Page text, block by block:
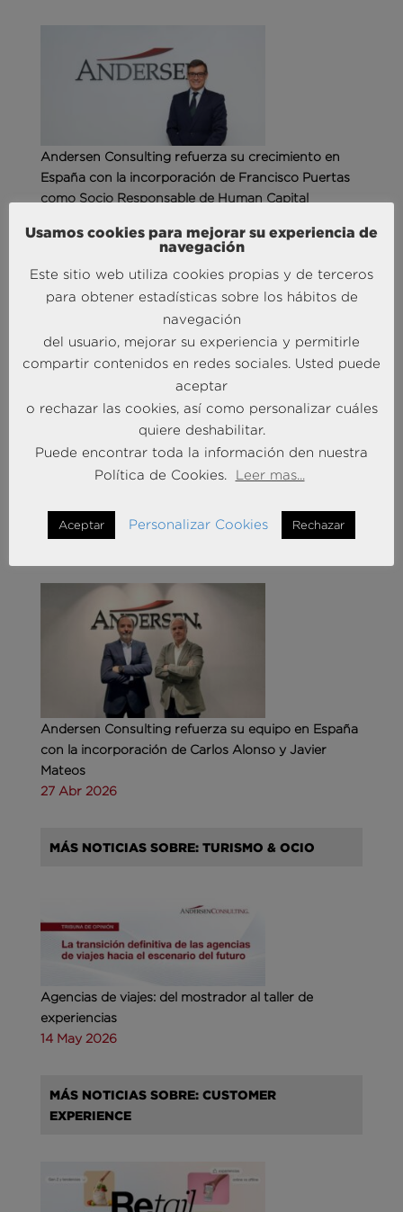
Andersen Consulting refuerza su crecimiento en
España con la incorporación de Francisco Puertas
como Socio Responsable de Human Capital
MÁS NOTICIAS SOBRE: INTELIGENCIA
COMPETITIVA
Liderando la Experiencia | Observatorio de las
Entidades Bancarias
24 Mar 2026
MÁS NOTICIAS SOBRE: INTELIGENCIA
ARTIFICIAL
Andersen Consulting refuerza su equipo en España
con la incorporación de Carlos Alonso y Javier
Mateos
27 Abr 2026
MÁS NOTICIAS SOBRE: TURISMO & OCIO
Agencias de viajes: del mostrador al taller de
experiencias
14 May 2026
MÁS NOTICIAS SOBRE: CUSTOMER
EXPERIENCE
Usamos cookies para mejorar su experiencia de
navegación
Este sitio web utiliza cookies propias y de terceros
para obtener estadísticas sobre los hábitos de
navegación
del usuario, mejorar su experiencia y permitirle
compartir contenidos en redes sociales. Usted puede
aceptar
o rechazar las cookies, así como personalizar cuáles
quiere deshabilitar.
Puede encontrar toda la información den nuestra
Política de Cookies.
Leer mas...
Aceptar Personalizar Cookies Rechazar